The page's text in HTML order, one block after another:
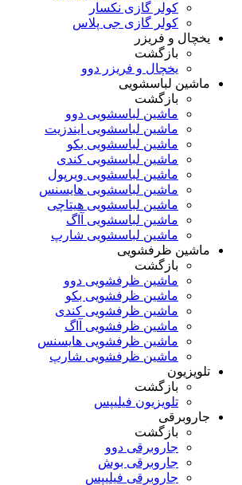
کولر گازی نکسار
کولر گازی جی پلاس
یخچال و فریزر
بازگشت
یخچال و فریزر دوو
ماشین لباسشویی
بازگشت
ماشین لباسشویی دوو
ماشین لباسشویی ایندزیت
ماشین لباسشویی بکو
ماشین لباسشویی کندی
ماشین لباسشویی ویرپول
ماشین لباسشویی هایسنس
ماشین لباسشویی هیتاچی
ماشین لباسشویی آاگ
ماشین لباسشویی شارپ
ماشین ظرفشویی
بازگشت
ماشین ظرفشویی دوو
ماشین ظرفشویی بکو
ماشین ظرفشویی کندی
ماشین ظرفشویی آاگ
ماشین ظرفشویی هایسنس
ماشین ظرفشویی شارپ
تلویزیون
بازگشت
تلویزیون فیلیپس
جاروبرقی
بازگشت
جاروبرقی دوو
جاروبرقی بوش
جاروبرقی فیلیپس